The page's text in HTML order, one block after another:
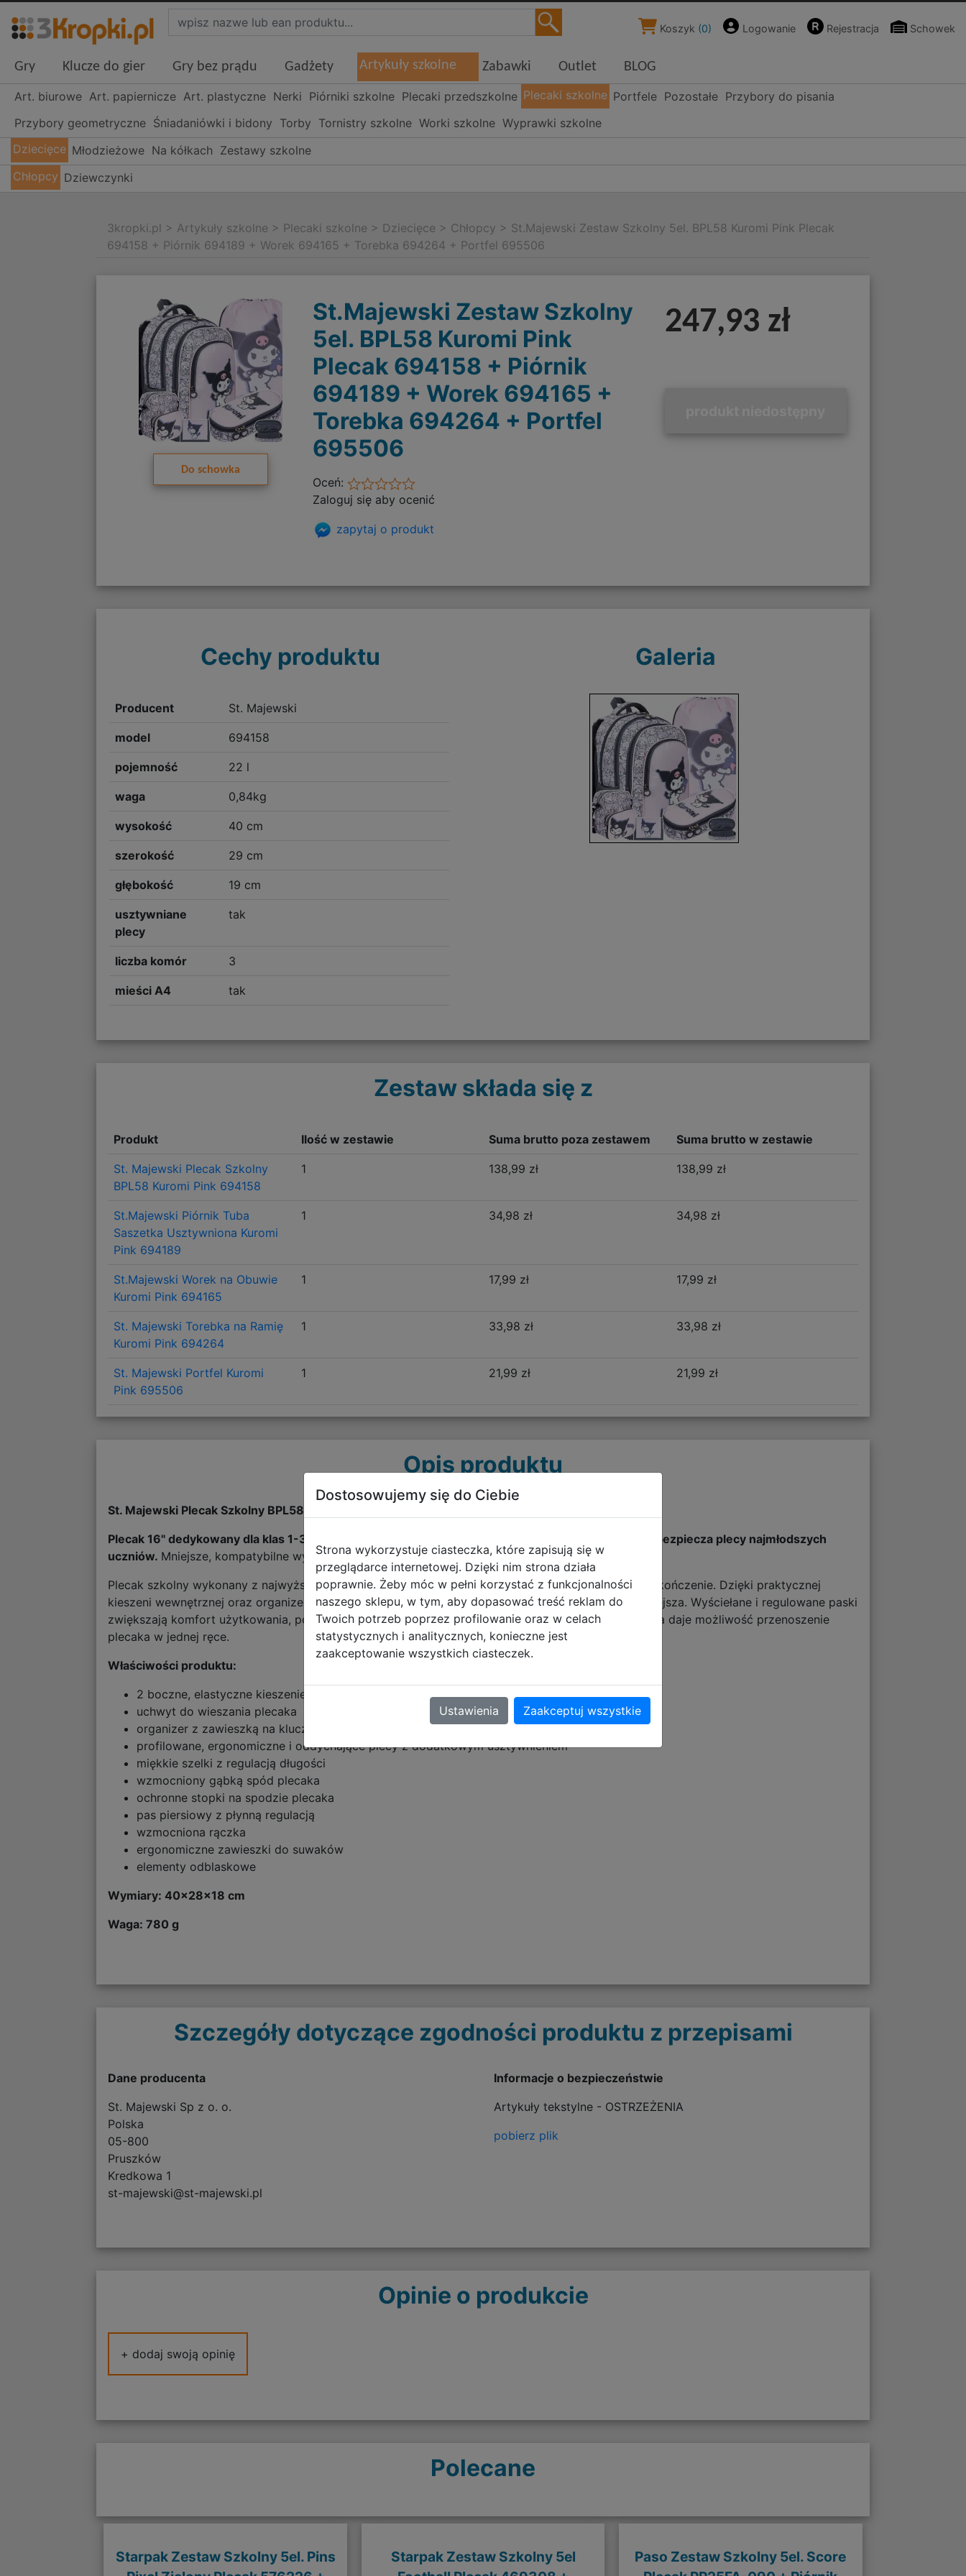
Koszyk (0) Logowanie Rejestracja Schowek
Gry Klucze do gier Gry bez prądu Gadżety Artykuły szkolne Zabawki Outlet BLOG
Art. biurowe Art. papiernicze Art. plastyczne Nerki Piórniki szkolne Plecaki przedszkolne Plecaki szkolne Portfele Pozostałe Przybory do pisania
Przybory geometryczne Śniadaniówki i bidony Torby Tornistry szkolne Worki szkolne Wyprawki szkolne
Dziecięce Młodzieżowe Na kółkach Zestawy szkolne
Chłopcy Dziewczynki
3kropki.pl > Artykuły szkolne > Plecaki szkolne > Dziecięce > Chłopcy > St.Majewski Zestaw Szkolny 5el. BPL58 Kuromi Pink Plecak
694158 + Piórnik 694189 + Worek 694165 + Torebka 694264 + Portfel 695506
Do schowka
St.Majewski Zestaw Szkolny
5el. BPL58 Kuromi Pink
Plecak 694158 + Piórnik
694189 + Worek 694165 +
Torebka 694264 + Portfel
695506
Oceń:
Zaloguj się aby ocenić
zapytaj o produkt
247,93 zł
Cechy produktu
Producent St. Majewski
model 694158
pojemność 22 l
waga 0,84kg
wysokość 40 cm
szerokość 29 cm
głębokość 19 cm
usztywniane
plecy
tak
liczba komór 3
mieści A4 tak
Galeria
Zestaw składa się z
Produkt Ilość w zestawie Suma brutto poza zestawem Suma brutto w zestawie
St. Majewski Plecak Szkolny
BPL58 Kuromi Pink 694158
1 138,99 zł 138,99 zł
St.Majewski Piórnik Tuba
Saszetka Usztywniona Kuromi
Pink 694189
1 34,98 zł 34,98 zł
St.Majewski Worek na Obuwie
Kuromi Pink 694165
1 17,99 zł 17,99 zł
St. Majewski Torebka na Ramię
Kuromi Pink 694264
1 33,98 zł 33,98 zł
St. Majewski Portfel Kuromi
Pink 695506
1 21,99 zł 21,99 zł
Opis produktu
St. Majewski Plecak Szkolny BPL58 Kuromi Pink 694158
Plecak 16" dedykowany dla klas 1-3 lub mniejszych, drobniejszych dzieci. Idealnie usztywniony zabezpiecza plecy najmłodszych
uczniów. Mniejsze, kompatybilne wymiary sprawiają iż jest on idealny dla najmłodszych uczniów.
Plecak szkolny wykonany z najwyższej jakości materiałów, z dbałością o najmniejsze szczegóły i wykończenie. Dzięki praktycznej
kieszeni wewnętrznej oraz organizerowi organizacja porządku wewnątrz plecaka jest znacznie łatwiejsza. Wyściełane i regulowane paski
zwiększają komfort użytkowania, podobnie jak wyprofilowane, ergonomiczne plecy. Wygodna rączka daje możliwość przenoszenie
plecaka w jednej ręce.
Właściwości produktu:
2 boczne, elastyczne kieszenie zewnętrzne
uchwyt do wieszania plecaka
organizer z zawieszką na klucze
profilowane, ergonomiczne i oddychające plecy z dodatkowym usztywnieniem
miękkie szelki z regulacją długości
wzmocniony gąbką spód plecaka
ochronne stopki na spodzie plecaka
pas piersiowy z płynną regulacją
wzmocniona rączka
ergonomiczne zawieszki do suwaków
elementy odblaskowe
Wymiary: 40x28x18 cm
Waga: 780 g
Szczegóły dotyczące zgodności produktu z przepisami
Dane producenta
St. Majewski Sp z o. o.
Polska
05-800
Pruszków
Kredkowa 1
st-majewski@st-majewski.pl
Informacje o bezpieczeństwie
Artykuły tekstylne - OSTRZEŻENIA
pobierz plik
Opinie o produkcie
+ dodaj swoją opinię
Polecane
Starpak Zestaw Szkolny 5el. Pins
Starpak Zestaw Szkolny 5el
Paso Zestaw Szkolny 5el. Score
Dostosowujemy się do Ciebie
Strona wykorzystuje ciasteczka, które zapisują się w
przeglądarce internetowej. Dzięki nim strona działa
poprawnie. Żeby móc w pełni korzystać z funkcjonalności
naszego sklepu, w tym, aby dopasować treść reklam do
Twoich potrzeb poprzez profilowanie oraz w celach
statystycznych i analitycznych, konieczne jest
zaakceptowanie wszystkich ciasteczek.
Ustawienia Zaakceptuj wszystkie